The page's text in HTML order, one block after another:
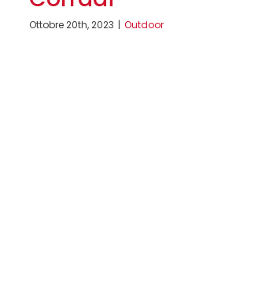
Ottobre 20th, 2023 | Outdoor